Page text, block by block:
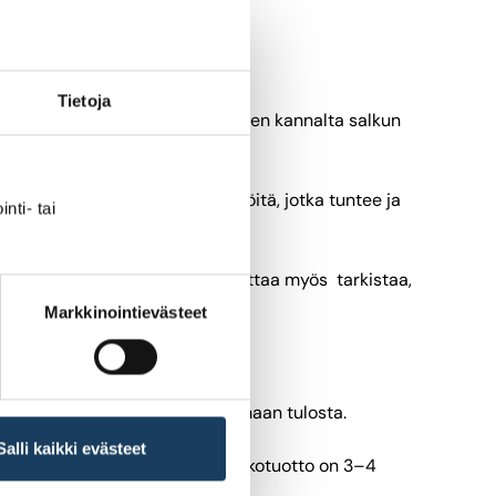
Tietoja
tai
Markkinointievästeet
kaikki evästeet
kohteet. Hajauttamisen kannalta salkun
kerrallaan.
kautta. Kannattaa valita yhtiöitä, jotka tuntee ja
tai osaavaa johtoa. Kannattaa myös tarkistaa,
se kasvamaan ja tuottamaan tulosta.
Keskimääräinen osinkotuotto on 3­­–4